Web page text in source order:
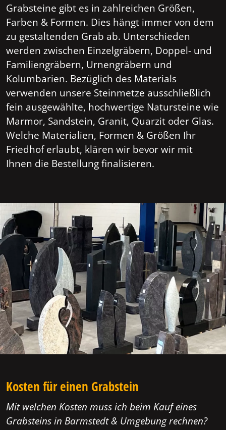
Grabsteine gibt es in zahlreichen Größen,
Farben & Formen. Dies hängt immer von dem
zu gestaltenden Grab ab. Unterschieden
werden zwischen Einzelgräbern, Doppel- und
Familiengräbern, Urnengräbern und
Kolumbarien. Bezüglich des Materials
verwenden unsere Steinmetze ausschließlich
fein ausgewählte, hochwertige Natursteine wie
Marmor, Sandstein, Granit, Quarzit oder Glas.
Welche Materialien, Formen & Größen Ihr
Friedhof erlaubt, klären wir bevor wir mit
Ihnen die Bestellung finalisieren.
Kosten für einen Grabstein
Mit welchen Kosten muss ich beim Kauf eines
Grabsteins in Barmstedt & Umgebung rechnen?